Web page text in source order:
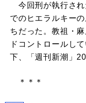
今回刑が執行され
でのヒエラルキー
ちだった。教祖・
ドコントロールし
下、「週刊新潮」
＊＊＊